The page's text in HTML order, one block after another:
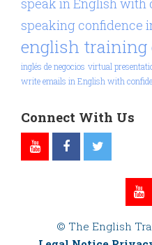
speaking confidence
english training
inglés de negocios virtual
write emails in English with
Connect With Us
© The English